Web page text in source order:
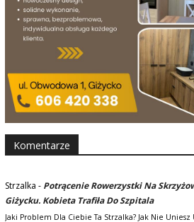
Komentarze
Strzalka - Potrącenie Rowerzystki Na
Giżycku. Kobieta Trafiła Do Szpitala
Jaki Problem Dla Ciebie Ta Strzalka? Jak Nie Uniesz